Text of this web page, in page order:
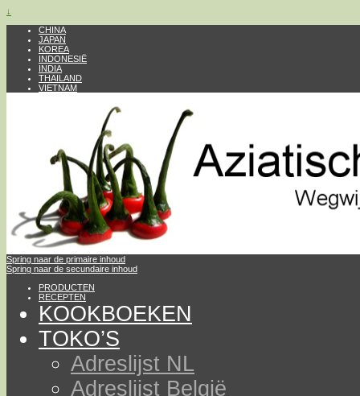
↓
CHINA
JAPAN
KOREA
INDONESIË
INDIA
THAILAND
VIETNAM
Spring naar de primaire inhoud
Spring naar de secundaire inhoud
PRODUCTEN
RECEPTEN
KOOKBOEKEN
TOKO’S
Adreslijst NL
Adreslijst België